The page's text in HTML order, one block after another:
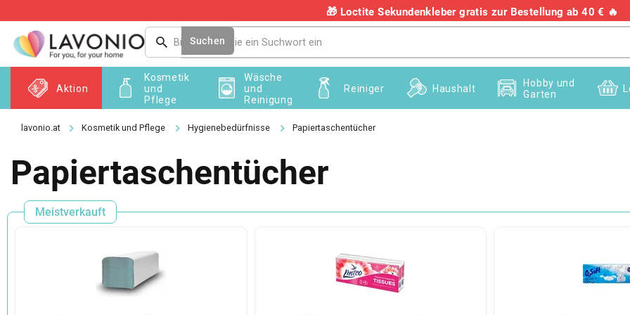
Inhalt
springen
🎁 Loctite Sekundenkleber gratis zur Bestellung ab 40 € 🔥
+436703082458
Suchen
Aktion
Kosmetik
und
Pflege
Wäsche
und
Reinigung
Reiniger Haushalt
Hobby und
Garten
Kosmetik und Pflege Hygienebedürfnisse Papiertaschentücher
Papiertaschentücher
Meistverkauft